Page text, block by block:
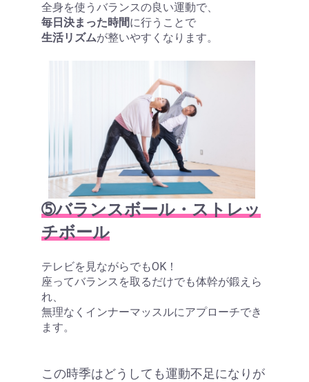
全身を使うバランスの良い運動で、
毎日決まった時間に行うことで
生活リズムが整いやすくなります。
➄バランスボール・ストレッ
チボール
テレビを見ながらでもOK！
座ってバランスを取るだけでも体幹が鍛えら
れ、
無理なくインナーマッスルにアプローチでき
ます。
この時季はどうしても運動不足になりが